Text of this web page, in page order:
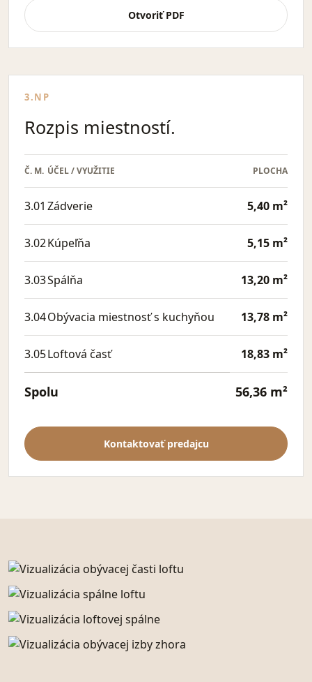
Otvoriť PDF
3.NP
Rozpis miestností.
Č. M. ÚČEL / VYUŽITIE PLOCHA
3.01 Zádverie 5,40 m²
3.02Kúpeľňa 5,15 m²
3.03Spálňa 13,20 m²
3.04Obývacia miestnosť s kuchyňou 13,78 m²
3.05Loftová časť 18,83 m²
Spolu 56,36 m²
Kontaktovať predajcu